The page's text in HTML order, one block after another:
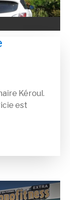
Kéroul.
est